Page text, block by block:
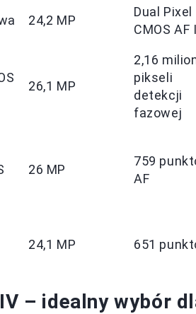
24,2 MP
Dual Pixel
CMOS AF
26,1 MP
2,16
pikseli
detekcji
fazowej
26 MP
759
AF
24,1 MP 651
– idealny wybór